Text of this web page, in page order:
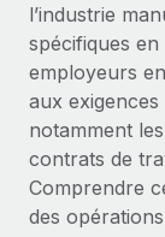
SERVICES
Demandez
Recevez des
Contrôles
Simplifiez
candidats
Explorez
Remote
Conseil
l’IA
ÉTUDES DE
Données
Centre de
Obtenir de
Voir toutes
l’industrie
spécifiques
employeurs
aux
notamment
contrats de
Comprendre
des